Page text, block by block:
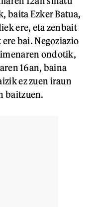
baita Ezker Batua,
ere, eta zenbait
bai. Negoziazio
ondotik,
16an, baina
ez zuen iraun
baitzuen.